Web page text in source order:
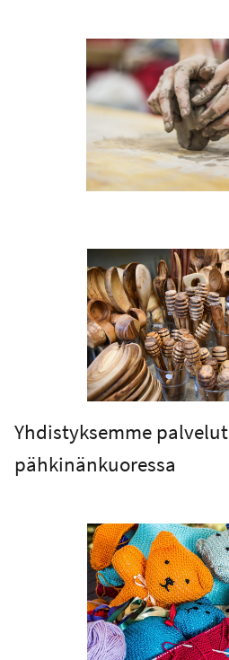
Yhdistyksemme palvelut
pähkinänkuoressa